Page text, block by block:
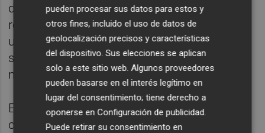
de euros destinada a la construcción de una
red de aguas pluviales y a la urbanización de
un tramo de 500 metros de vial privado
situado junto a sus instalaciones, en el
margen derecho de la CV-191.
En un sector como el cerámico,
caracterizado en la última década por las
pueden procesar sus datos para estos y
otros fines, incluido el uso de datos de
geolocalización precisos y características
del dispositivo. Sus elecciones se aplican
solo a este sitio web. Algunos proveedores
pueden basarse en el interés legítimo en
lugar del consentimiento; tiene derecho a
oponerse enConfiguración de publicidad.
Puede retirar su consentimiento en